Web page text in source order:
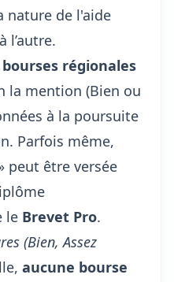
nature de l'aide
l’autre.
bourses régionales
la mention (Bien ou
à la poursuite
Parfois même,
peut être versée
le Brevet Pro.
(Bien, Assez
aucune bourse